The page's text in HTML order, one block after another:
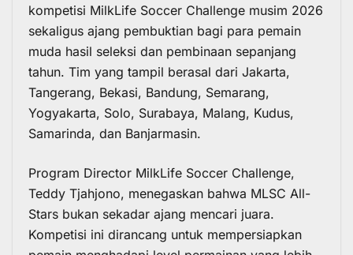
kompetisi MilkLife Soccer Challenge musim 2026
sekaligus ajang pembuktian bagi para pemain
muda hasil seleksi dan pembinaan sepanjang
tahun. Tim yang tampil berasal dari Jakarta,
Tangerang, Bekasi, Bandung, Semarang,
Yogyakarta, Solo, Surabaya, Malang, Kudus,
Samarinda, dan Banjarmasin.
Program Director MilkLife Soccer Challenge,
Teddy Tjahjono, menegaskan bahwa MLSC All-
Stars bukan sekadar ajang mencari juara.
Kompetisi ini dirancang untuk mempersiapkan